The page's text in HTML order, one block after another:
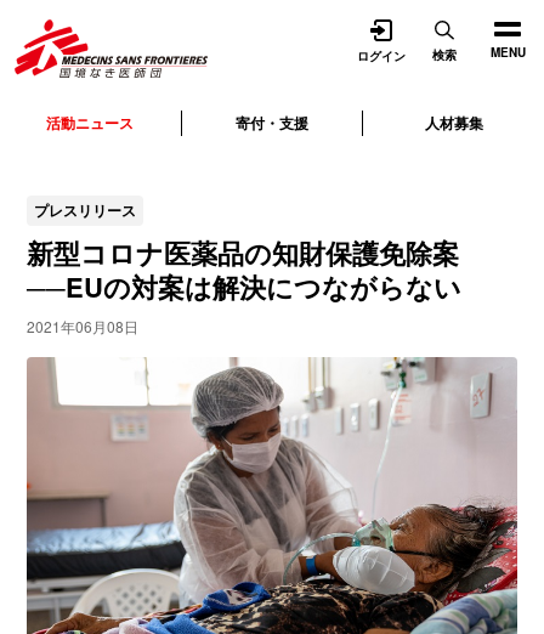
MENU
活動ニュース 寄付・支援 人材募集
ログイン 検索
プレスリリース
新型コロナ医薬品の知財保護免除案
──EUの対案は解決につながらない
2021年06月08日